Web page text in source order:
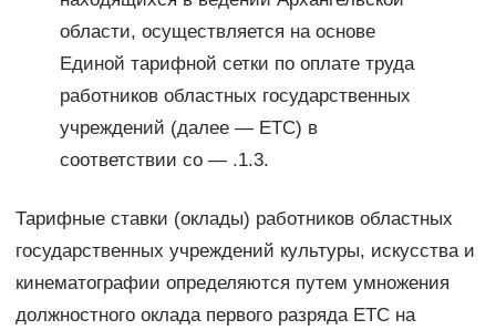
области, осуществляется на основе
Единой тарифной сетки по оплате труда
работников областных государственных
учреждений (далее — ЕТС) в
соответствии со — .1.3.
Тарифные ставки (оклады) работников областных
государственных учреждений культуры, искусства и
кинематографии определяются путем умножения
должностного оклада первого разряда ЕТС на